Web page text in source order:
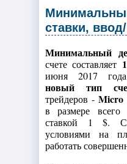
ставки,
Минимальный
счете составляет
июня 2017 года
новый тип
трейдеров - Micro
в размере всего
ставкой 1 $.
условиями на
работать